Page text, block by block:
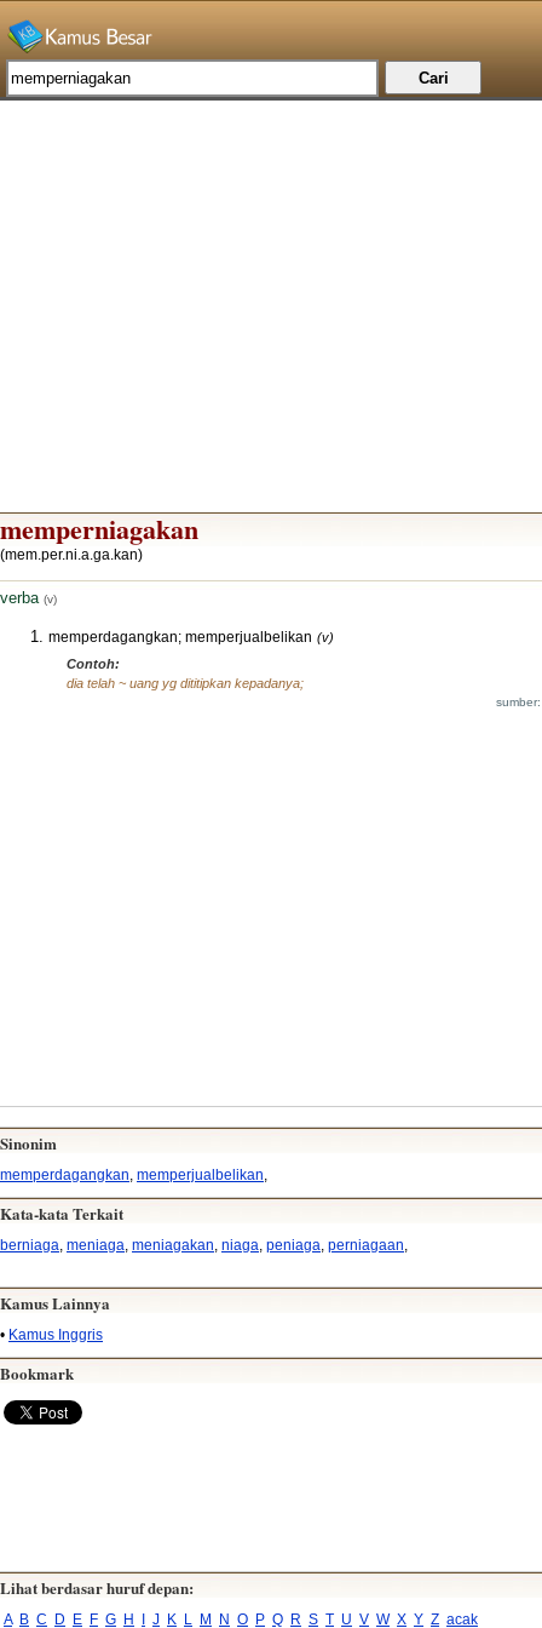
memperniagakan
(mem.per.ni.a.ga.kan)
verba (v)
memperdagangkan; memperjualbelikan (v)
Contoh:
dia telah ~ uang yg dititipkan kepadanya;
Sinonim
memperdagangkan memperjualbelikan
Kata-kata Terkait
berniaga, meniaga, meniagakan, niaga, peniaga, perniagaan,
Kamus Lainnya
• Kamus Inggris
Bookmark
Lihat berdasar huruf depan:
A B C D E F G H I J K L M N O P Q R S T U V W X Y Z acak